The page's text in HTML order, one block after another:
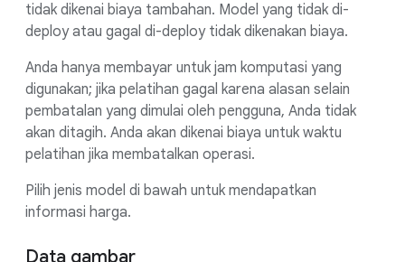
tidak dikenai biaya tambahan. Model yang tidak di-
deploy atau gagal di-deploy tidak dikenakan biaya.
Anda hanya membayar untuk jam komputasi yang
digunakan; jika pelatihan gagal karena alasan selain
pembatalan yang dimulai oleh pengguna, Anda tidak
akan ditagih. Anda akan dikenai biaya untuk waktu
pelatihan jika membatalkan operasi.
Pilih jenis model di bawah untuk mendapatkan
informasi harga.
Data gambar